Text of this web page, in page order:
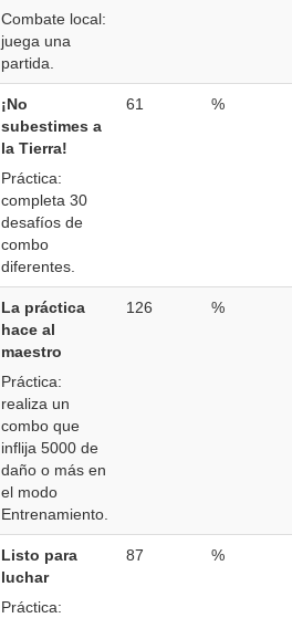
Combate local:
juega una
partida.
¡No
subestimes a
la Tierra!
Práctica:
completa 30
desafíos de
combo
diferentes.
61 %
La práctica
hace al
maestro
Práctica:
realiza un
combo que
inflija 5000 de
daño o más en
el modo
Entrenamiento.
126 %
Listo para
luchar
Práctica:
87 %